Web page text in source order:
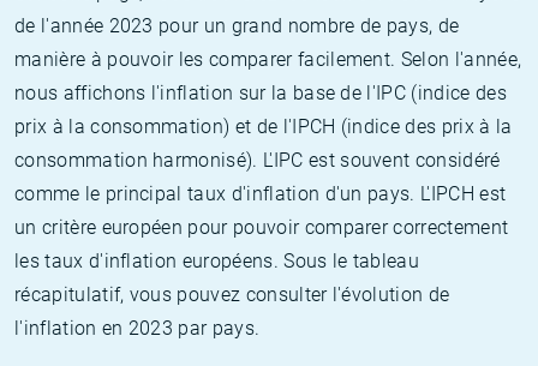
de l'année 2023 pour un grand nombre de pays, de
manière à pouvoir les comparer facilement. Selon l'année,
nous affichons l'inflation sur la base de l'IPC (indice des
prix à la consommation) et de l'IPCH (indice des prix à la
consommation harmonisé). L'IPC est souvent considéré
comme le principal taux d'inflation d'un pays. L'IPCH est
un critère européen pour pouvoir comparer correctement
les taux d'inflation européens. Sous le tableau
récapitulatif, vous pouvez consulter l'évolution de
l'inflation en 2023 par pays.